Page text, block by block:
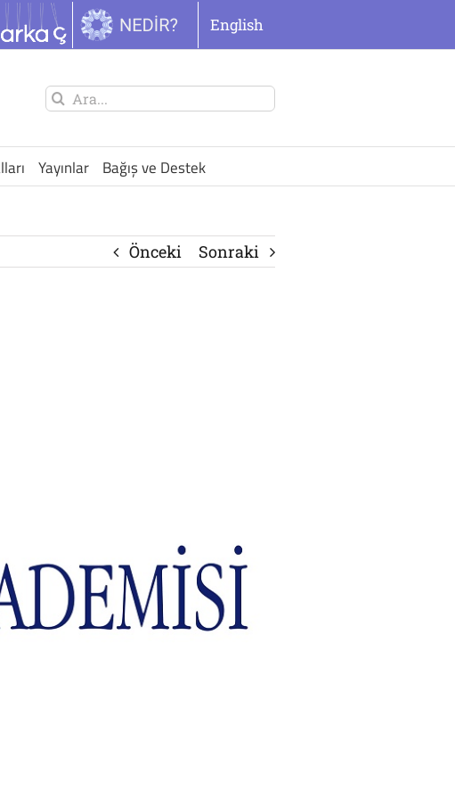
English
Şunu
Yayınlar Bağış ve Destek
Önceki Sonraki